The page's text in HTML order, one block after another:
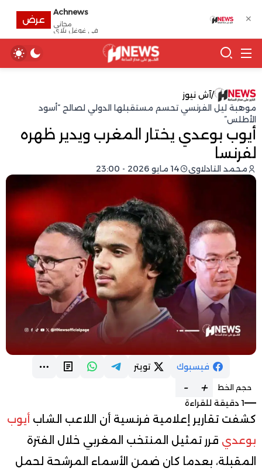
/آش نيوز
موهبة ليل الفرنسي تحسم مستقبلها الدولي لصالح “أسود
الأطلس”
أيوب بوعدي يختار المغرب ويدير ظهره
لفرنسا
محمد التادلاوي 14 مايو 2026 - 23:00
فيسبوك تويتر
حجم الخط +
-
1 دقيقة للقراءة
كشفت تقارير إعلامية فرنسية أن اللاعب الشاب أيوب
بوعدي قرر تمثيل المنتخب المغربي خلال الفترة
المقبلة، بعدما كان ضمن الأسماء المرشحة لحمل
✕
Achnews
مجانى
في غوغل بلاي
عرض